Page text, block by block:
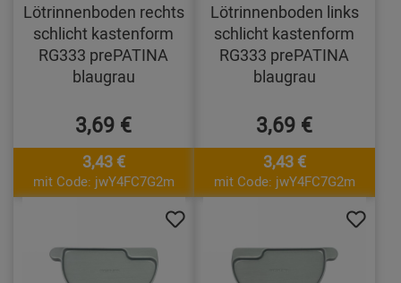
Lötrinnenboden rechts
schlicht kastenform
RG333 prePATINA
blaugrau
3,69 €
3,43 €
mit Code: jwY4FC7G2m
Lötrinnenboden links
schlicht kastenform
RG333 prePATINA
blaugrau
3,69 €
3,43 €
mit Code: jwY4FC7G2m